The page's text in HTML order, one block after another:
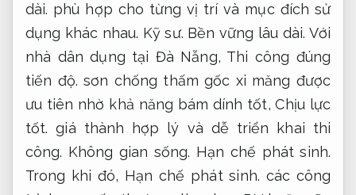
dài. phù hợp cho từng vị trí và mục đích sử
dụng khác nhau. Kỹ sư. Bền vững lâu dài. Với
nhà dân dụng tại Đà Nẵng, Thi công đúng
tiến độ. sơn chống thấm gốc xi măng được
ưu tiên nhờ khả năng bám dính tốt,Chịu lực
tốt. giá thành hợp lý và dễ triển khai thi
công. Không gian sống. Hạn chế phát sinh.
Trong khi đó, Hạn chế phát sinh. các công